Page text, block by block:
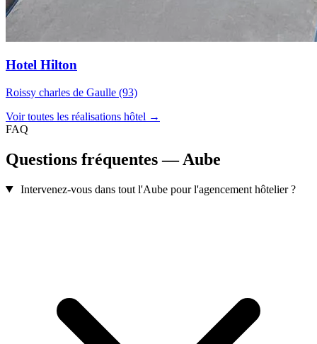
Hotel Hilton
Roissy charles de Gaulle (93)
Voir toutes les réalisations hôtel →
FAQ
Questions fréquentes — Aube
Intervenez-vous dans tout l'Aube pour l'agencement hôtelier ?